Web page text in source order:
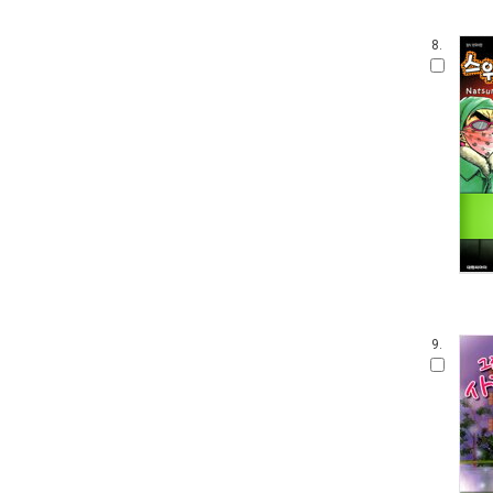
8.
9.